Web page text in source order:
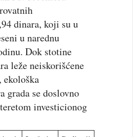
dinara, koji su u
u narednu
Dok stotine
leže neiskorišćene
ekološka
grada se doslovno
investicionog